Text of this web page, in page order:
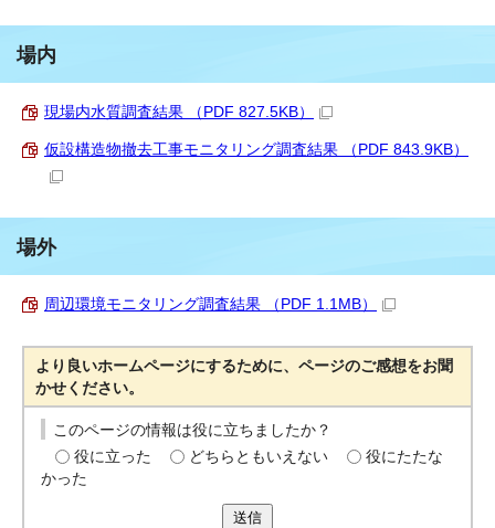
場内
現場内水質調査結果 （PDF 827.5KB）
仮設構造物撤去工事モニタリング調査結果 （PDF 843.9KB）
場外
周辺環境モニタリング調査結果 （PDF 1.1MB）
より良いホームページにするために、ページのご感想をお聞
かせください。
このページの情報は役に立ちましたか？
役に立った
どちらともいえない
役にたたな
かった
送信